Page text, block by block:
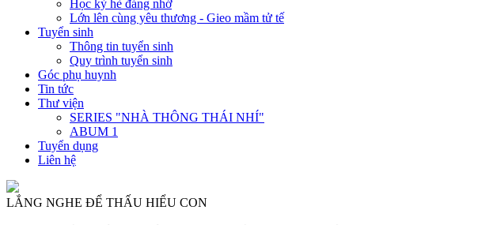
Học kỳ hè đáng nhớ
Lớn lên cùng yêu thương - Gieo mầm tử tế
Tuyển sinh
Thông tin tuyển sinh
Quy trình tuyển sinh
Góc phụ huynh
Tin tức
Thư viện
SERIES "NHÀ THÔNG THÁI NHÍ"
ABUM 1
Tuyển dụng
Liên hệ
LẮNG NGHE ĐỂ THẤU HIỂU CON